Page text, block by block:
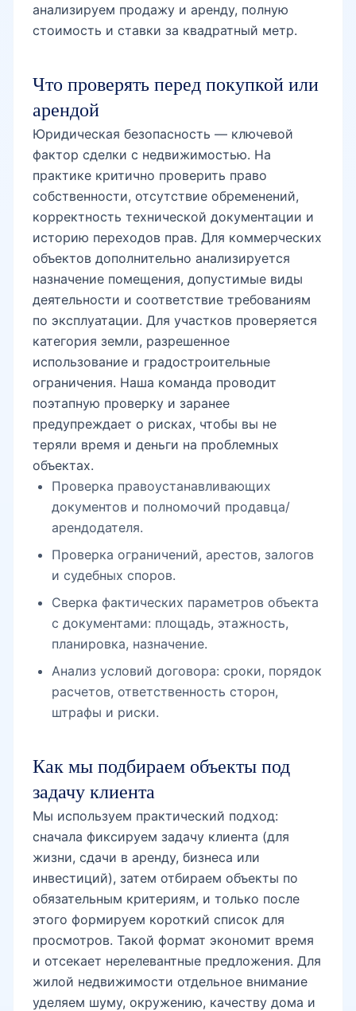
Яшнабадский рынок
Куйлюк базар
анализируем продажу и аренду, полную
стоимость и ставки за квадратный метр.
Что проверять перед покупкой или
арендой
Юридическая безопасность — ключевой
фактор сделки с недвижимостью. На
практике критично проверить право
собственности, отсутствие обременений,
корректность технической документации и
историю переходов прав. Для коммерческих
объектов дополнительно анализируется
назначение помещения, допустимые виды
деятельности и соответствие требованиям
по эксплуатации. Для участков проверяется
категория земли, разрешенное
использование и градостроительные
ограничения. Наша команда проводит
поэтапную проверку и заранее
предупреждает о рисках, чтобы вы не
теряли время и деньги на проблемных
объектах.
Проверка правоустанавливающих
документов и полномочий продавца/
арендодателя.
Проверка ограничений, арестов, залогов
и судебных споров.
Сверка фактических параметров объекта
с документами: площадь, этажность,
планировка, назначение.
Анализ условий договора: сроки, порядок
расчетов, ответственность сторон,
штрафы и риски.
Как мы подбираем объекты под
задачу клиента
Мы используем практический подход:
сначала фиксируем задачу клиента (для
жизни, сдачи в аренду, бизнеса или
инвестиций), затем отбираем объекты по
обязательным критериям, и только после
этого формируем короткий список для
просмотров. Такой формат экономит время
и отсекает нерелевантные предложения. Для
жилой недвижимости отдельное внимание
уделяем шуму, окружению, качеству дома и